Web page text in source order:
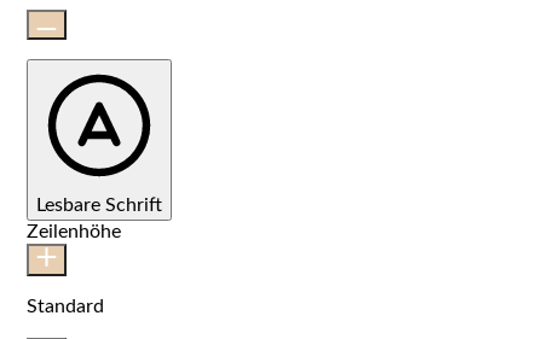
Lesbare Schrift
Zeilenhöhe
Standard